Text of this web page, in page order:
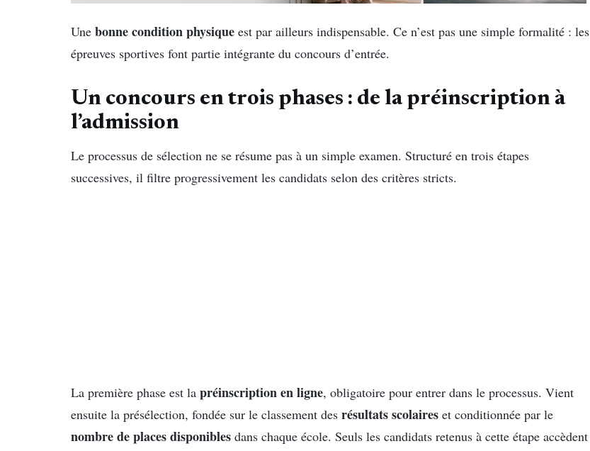
Une bonne condition physique est par ailleurs indispensable. Ce n’est pas une simple formalité : les
épreuves sportives font partie intégrante du concours d’entrée.
Un concours en trois phases : de la préinscription à
l’admission
Le processus de sélection ne se résume pas à un simple examen. Structuré en trois étapes
successives, il filtre progressivement les candidats selon des critères stricts.
La première phase est la préinscription en ligne, obligatoire pour entrer dans le processus. Vient
ensuite la présélection, fondée sur le classement des résultats scolaires et conditionnée par le
nombre de places disponibles dans chaque école. Seuls les candidats retenus à cette étape accèdent